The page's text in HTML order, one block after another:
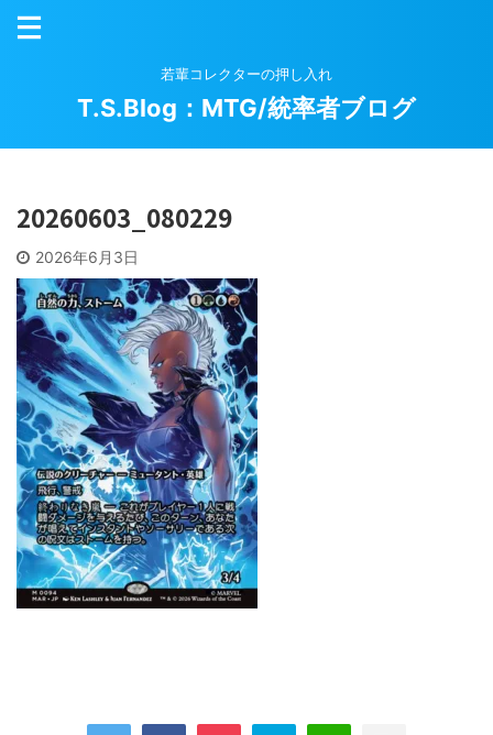
若輩コレクターの押し入れ
T.S.Blog：MTG/統率者ブログ
20260603_080229
2026年6月3日